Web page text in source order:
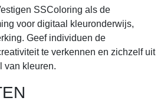
SSColoring als de
voor digitaal kleuronderwijs,
Geef individuen de
te verkennen en zichzelf uit
van kleuren.